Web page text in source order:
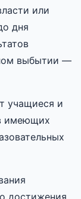
или
дня
выбытии —
учащиеся и
имеющих
достижения